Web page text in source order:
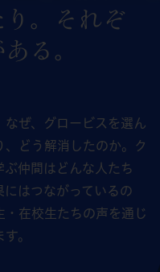
。
それぞ
る。
ぜ、グロービスを選ん
どう解消したのか。ク
仲間はどんな人たち
はつながっているの
・在校生たちの声を通じ
。